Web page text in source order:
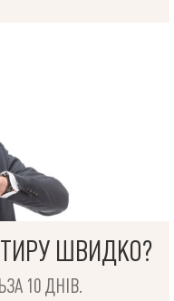
ШВИДКО?
10 ДНІВ.